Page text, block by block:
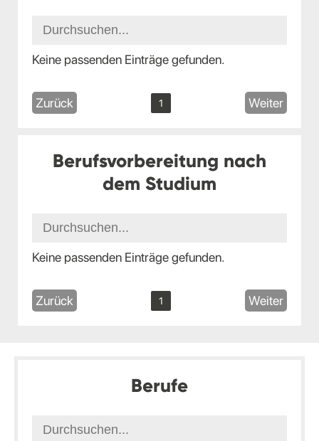
Keine passenden Einträge gefunden.
Zurück 1 Weiter
Berufsvorbereitung nach
dem Studium
Keine passenden Einträge gefunden.
Zurück 1 Weiter
Berufe